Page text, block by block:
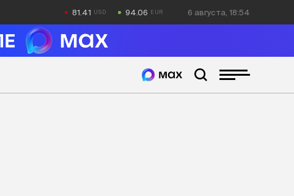
81.41 94.06 6 августа, 18:55